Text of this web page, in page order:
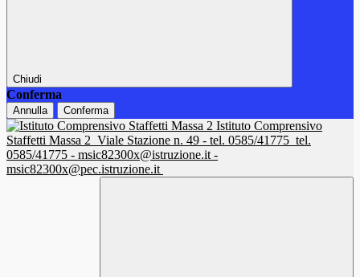
Chiudi
Conferma
Annulla Conferma
Istituto Comprensivo
Staffetti Massa 2 Viale Stazione n. 49 - tel. 0585/41775 tel.
0585/41775 - msic82300x@istruzione.it -
msic82300x@pec.istruzione.it